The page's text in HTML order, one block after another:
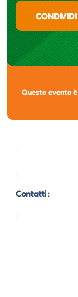
CONDIVIDI
Questo evento
Contatti :